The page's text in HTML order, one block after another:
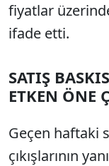
fiyatlar
ifade etti.
SATIŞ
ETKEN ÖNE
Geçen haftaki
çıkışlarının